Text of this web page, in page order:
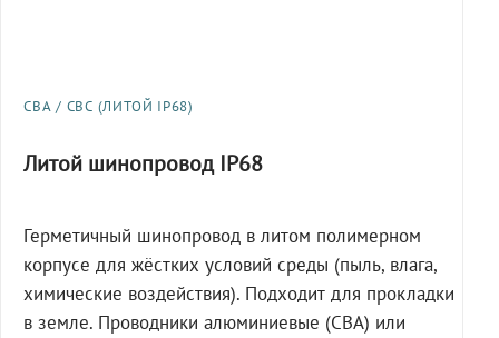
СВА / СВС (ЛИТОЙ IP68)
Литой шинопровод IP68
Герметичный шинопровод в литом полимерном
корпусе для жёстких условий среды (пыль, влага,
химические воздействия). Подходит для прокладки
в земле. Проводники алюминиевые (СВА) или